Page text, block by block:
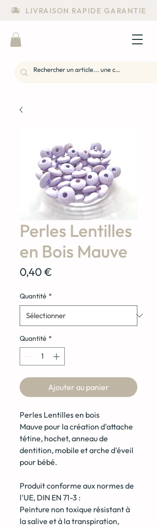
LIVRAISON RAPIDE GARANTIE
Perles Lentilles
en Bois Mauve
0,40 €
Quantité *
Quantité *
Ajouter au panier
Perles Lentilles en bois
Mauve pour la création d'attache
tétine, hochet, anneau de
dentition, mobile et arche d'éveil
pour bébé.
Produit conforme aux normes de
l'UE, DIN EN 71-3 :
Peinture non toxique résistant à
la salive et à la transpiration,